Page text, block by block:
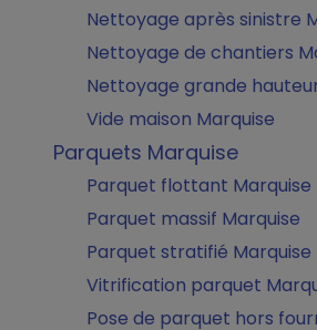
Nettoyage après sinistre
Nettoyage de chantiers
Nettoyage grande
Vide maison Marquise
Parquets Marquise
Parquet flottant Marquise
Parquet massif Marquise
Parquet stratifié Marquise
Vitrification parquet
Pose de parquet hors